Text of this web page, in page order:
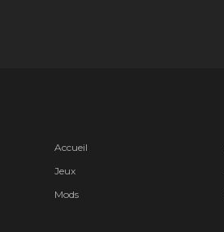
Accueil
Jeux
Mods